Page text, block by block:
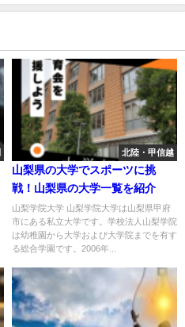
北陸・甲信越
山梨県の大学でスポーツに挑
戦！山梨県の大学一覧を紹介
山梨学院大学 山梨学院大学は山梨県甲府
市にある私立大学です。学校法人山梨学院
は幼稚園から大学および大学院までを有す
る総合学園です。2006年...